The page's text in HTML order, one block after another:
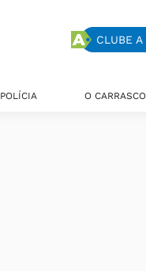
CLUBE A
POLÍCIA O CARRASCO